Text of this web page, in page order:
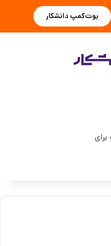
بوت‌کمپ دانشکار